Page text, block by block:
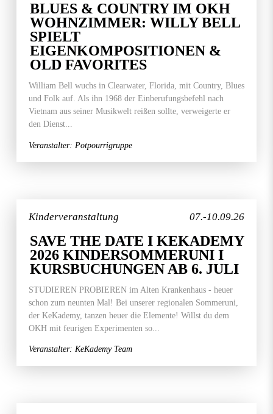
BLUES & COUNTRY IM OKH
WOHNZIMMER: WILLY BELL
SPIELT
EIGENKOMPOSITIONEN &
OLD FAVORITES
William Bell wuchs in Clearwater, Florida, mit Country, Blues
und Folk auf. Als ihn 1968 der Einberufungsbefehl nach
Vietnam aus seiner Musikwelt reißen sollte, verweigerte er
den Dienst...
Veranstalter: Potpourrigruppe
07.-10.09.26
Kinderveranstaltung
SAVE THE DATE I KEKADEMY
2026 KINDERSOMMERUNI I
KURSBUCHUNGEN AB 6. JULI
STUDIEREN PROBIEREN im Alten Krankenhaus - heuer
schon zum neunten Mal! Bei unserer regionalen Sommeruni,
der KeKademy, tanzen heuer die Elemente! Willst du dem
OKH mit feurigen Experimenten so...
Veranstalter: KeKademy Team